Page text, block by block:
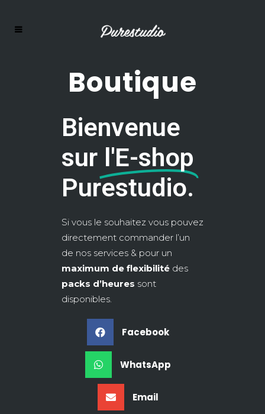
Boutique
Bienvenue
sur l'E-shop
Purestudio.​
Si vous le souhaitez vous pouvez
directement commander l’un
de nos services & pour un
maximum de flexibilité des
packs d’heures sont
disponibles.
Facebook
WhatsApp
Email